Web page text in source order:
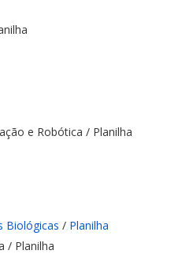
e Robótica / Planilha
Biológicas / Planilha
/ Planilha